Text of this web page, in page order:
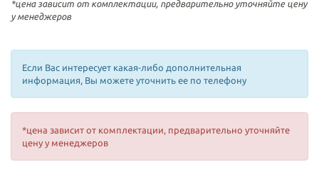
*цена зависит от комплектации, предварительно уточняйте цену
у менеджеров
Если Вас интересует какая-либо дополнительная
информация, Вы можете уточнить ее по телефону
*цена зависит от комплектации, предварительно уточняйте
цену у менеджеров